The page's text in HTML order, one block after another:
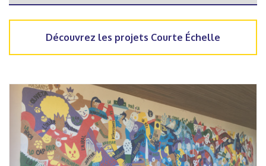
Découvrez les projets Courte Échelle